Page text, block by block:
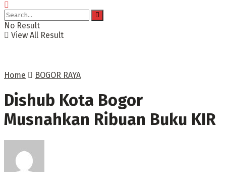
No Result
View All Result
Home BOGOR RAYA
Dishub Kota Bogor
Musnahkan Ribuan Buku KIR